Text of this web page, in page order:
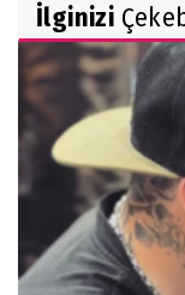
McGregor
İlginizi